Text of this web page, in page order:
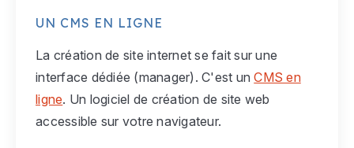
UN CMS EN LIGNE
La création de site internet se fait sur une
interface dédiée (manager). C'est unCMS en
ligne. Un logiciel de création de site web
accessible sur votre navigateur.